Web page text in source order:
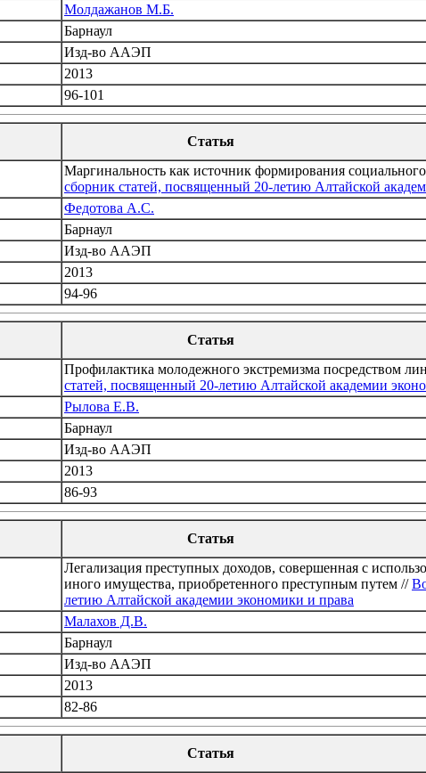
Молдажанов М.Б.
Барнаул
Изд-во ААЭП
2013
96-101
Статья
Маргинальность как источник формирования
сборник статей, посвященный 20-летию Алтайской
Федотова А.С.
Барнаул
Изд-во ААЭП
2013
94-96
Статья
Профилактика молодежного экстремизма посредством
статей, посвященный 20-летию Алтайской академии
Рылова Е.В.
Барнаул
Изд-во ААЭП
2013
86-93
Статья
Легализация преступных доходов, совершенная с
иного имущества, приобретенного преступным путем //
летию Алтайской академии экономики и права
Малахов Д.В.
Барнаул
Изд-во ААЭП
2013
82-86
Статья